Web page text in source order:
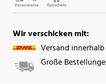
Wir verschicken mit:
Versand
Große